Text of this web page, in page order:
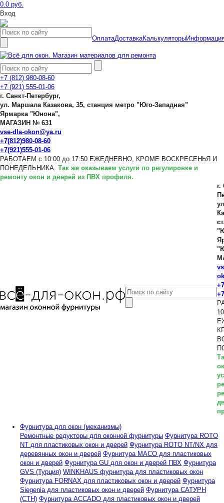
0.0 руб.
Вход
ОплатаДоставкаКалькуляторы
+7 (812) 980-08-60
+7 (921) 555-01-06
г. Санкт-Петербург,
ул. Маршала Казакова, 35, станция метро "Юго-Западная"
Ярмарка "Юнона",
МАГАЗИН № 631
vse-dla-okon@ya.ru
+7(812)980-08-60
+7(921)555-01-06
РАБОТАЕМ с 10:00 до 17:50 ЕЖЕДНЕВНО, КРОМЕ ВОСКРЕСЕНЬЯ И
ПОНЕДЕЛЬНИКА. Так же оказываем услуги по регулировке и
ремонту окон и дверей из ПВХ профиля.
г.
Фурнитура для окон (механизмы)
Ремонтные редукторы для оконной фурнитуры Фурнитура ROTO
NT для пластиковых окон и дверей Фурнитура ROTO NT/NX для
деревянных окон и дверей Фурнитура MACO для пластиковых
окон и дверей Фурнитура GU для окон и дверей ПВХ Фурнитура
GVS (Турция) WINKHAUS фурнитура для пластиковых окон
Фурнитура FORNAX для пластиковых окон и дверей Фурнитура
Siegenia для пластиковых окон и дверей Фурнитура САТУРН
(СТН) Фурнитура ACCADO для пластиковых окон и дверей